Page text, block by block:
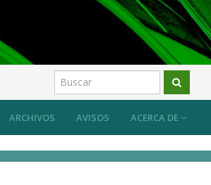
ARCHIVOS AVISOS ACERCA DE
artísticas? Artículos